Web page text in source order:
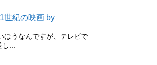
世紀の映画 by
ほうなんですが、テレビで
...